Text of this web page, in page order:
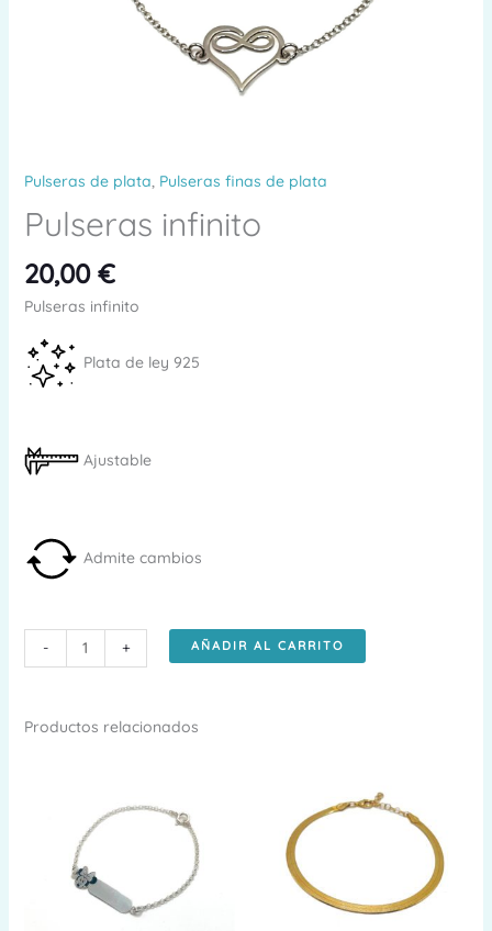
Pulseras de plata, Pulseras finas de plata
Pulseras infinito
20,00 €
Pulseras infinito
Plata de ley 925
Ajustable
Admite cambios
-
Pulseras
infinito
+ AÑADIR AL CARRITO
Productos relacionados